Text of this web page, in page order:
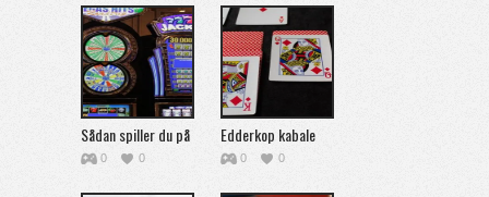
Sådan spiller du på
online casino
0 0
Edderkop kabale
0 0